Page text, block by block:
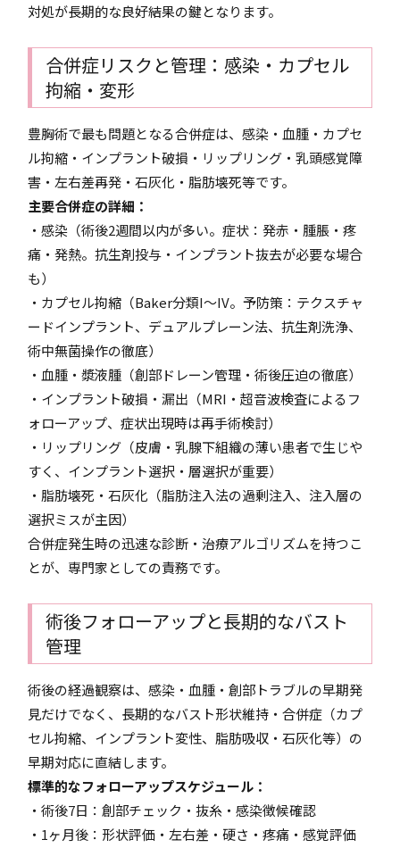
対処が長期的な良好結果の鍵となります。
合併症リスクと管理：感染・カプセル
拘縮・変形
豊胸術で最も問題となる合併症は、感染・血腫・カプセ
ル拘縮・インプラント破損・リップリング・乳頭感覚障
害・左右差再発・石灰化・脂肪壊死等です。
主要合併症の詳細：
・感染（術後2週間以内が多い。症状：発赤・腫脹・疼
痛・発熱。抗生剤投与・インプラント抜去が必要な場合
も）
・カプセル拘縮（Baker分類I～IV。予防策：テクスチャ
ードインプラント、デュアルプレーン法、抗生剤洗浄、
術中無菌操作の徹底）
・血腫・漿液腫（創部ドレーン管理・術後圧迫の徹底）
・インプラント破損・漏出（MRI・超音波検査によるフ
ォローアップ、症状出現時は再手術検討）
・リップリング（皮膚・乳腺下組織の薄い患者で生じや
すく、インプラント選択・層選択が重要）
・脂肪壊死・石灰化（脂肪注入法の過剰注入、注入層の
選択ミスが主因）
合併症発生時の迅速な診断・治療アルゴリズムを持つこ
とが、専門家としての責務です。
術後フォローアップと長期的なバスト
管理
術後の経過観察は、感染・血腫・創部トラブルの早期発
見だけでなく、長期的なバスト形状維持・合併症（カプ
セル拘縮、インプラント変性、脂肪吸収・石灰化等）の
早期対応に直結します。
標準的なフォローアップスケジュール：
・術後7日：創部チェック・抜糸・感染徴候確認
・1ヶ月後：形状評価・左右差・硬さ・疼痛・感覚評価